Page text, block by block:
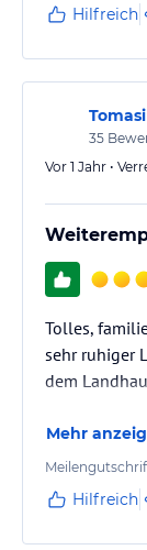
Hilfreich
Tomasi
35
Vor 1 Jahr •
Tolles,
sehr ruhiger
dem
Mehr
Hilfreich